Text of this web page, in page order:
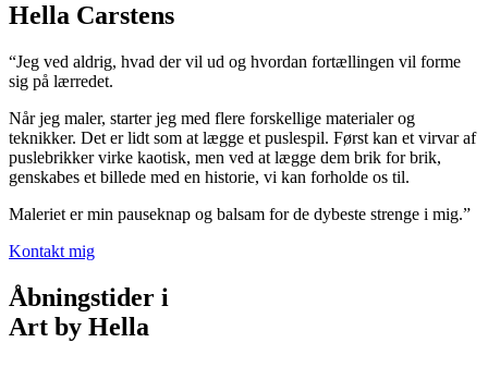
Hella Carstens
“Jeg ved aldrig, hvad der vil ud og hvordan fortællingen vil forme
sig på lærredet.
Når jeg maler, starter jeg med flere forskellige materialer og
teknikker. Det er lidt som at lægge et puslespil. Først kan et virvar af
puslebrikker virke kaotisk, men ved at lægge dem brik for brik,
genskabes et billede med en historie, vi kan forholde os til.
Maleriet er min pauseknap og balsam for de dybeste strenge i mig.”
Kontakt mig
Åbningstider i
Art by Hella